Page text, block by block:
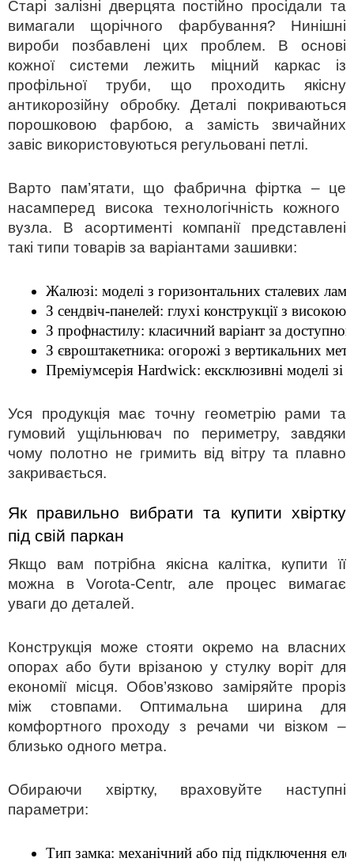
Старі залізні дверцята постійно просідали та
вимагали щорічного фарбування? Нинішні
вироби позбавлені цих проблем. В основі
кожної системи лежить міцний каркас із
профільної труби, що проходить якісну
антикорозійну обробку. Деталі покриваються
порошковою фарбою, а замість звичайних
завіс використовуються регульовані петлі.
Варто пам’ятати, що фабрична фіртка – це
насамперед висока технологічність кожного
вузла. В асортименті компанії представлені
такі типи товарів за варіантами зашивки:
Жалюзі: моделі з горизонтальних сталевих
З сендвіч-панелей: глухі конструкції з
З профнастилу: класичний варіант за
З євроштакетника: огорожі з вертикальних
Преміумсерія Hardwick: ексклюзивні моделі зі
Уся продукція має точну геометрію рами та
гумовий ущільнювач по периметру, завдяки
чому полотно не гримить від вітру та плавно
закривається.
Як правильно вибрати та купити хвіртку
під свій паркан
Якщо вам потрібна якісна калітка, купити її
можна в Vorota-Centr, але процес вимагає
уваги до деталей.
Конструкція може стояти окремо на власних
опорах або бути врізаною у стулку воріт для
економії місця. Обов’язково заміряйте проріз
між стовпами. Оптимальна ширина для
комфортного проходу з речами чи візком –
близько одного метра.
Обираючи хвіртку, враховуйте наступні
параметри:
Тип замка: механічний або під підключення